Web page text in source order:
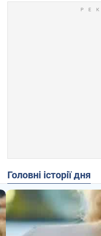
Головні історії дня